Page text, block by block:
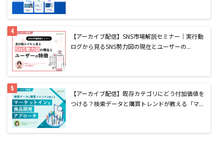
【アーカイブ配信】SNS市場解説セミナー｜実行動
ログから見るSNS勢力図の現在とユーザーの...
【アーカイブ配信】既存カテゴリにどう付加価値を
つける？検索データと購買トレンドが教える「マ...